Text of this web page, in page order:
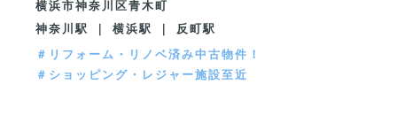
横浜市神奈川区青木町
神奈川駅 ｜ 横浜駅 ｜ 反町駅
＃リフォーム・リノベ済み中古物件！
＃ショッピング・レジャー施設至近